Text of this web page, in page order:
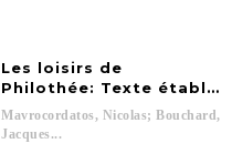
Les loisirs de
Philothée: Texte établi,
Mavrocordatos, Nicolas; Bouchard,
Jacques...